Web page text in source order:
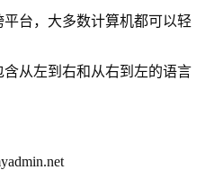
台，大多数计算机都可以轻
从左到右和从右到左的语言